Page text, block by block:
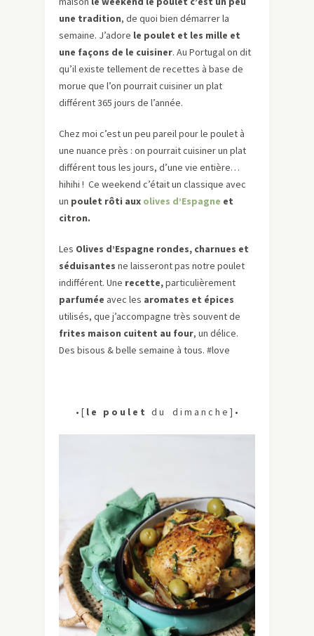
une tradition, de quoi bien démarrer la
semaine. J’adore le poulet et les mille et
une façons de le cuisiner. Au Portugal on dit
qu’il existe tellement de recettes à base de
morue que l’on pourrait cuisiner un plat
différent 365 jours de l’année.
Chez moi c’est un peu pareil pour le poulet à
une nuance près : on pourrait cuisiner un plat
différent tous les jours, d’une vie entière…
hihihi ! Ce weekend c’était un classique avec
un poulet rôti aux olives d’Espagne et
citron.
Les Olives d’Espagne rondes, charnues et
séduisantes ne laisseront pas notre poulet
indifférent. Une recette,particulièrement
parfumée avec les aromates et épices
utilisés, que j’accompagne très souvent de
frites maison cuitent au four, un délice.
Des bisous & belle semaine à tous. #love
• [ l e p o u l e t d u d i m a n c h e ] •